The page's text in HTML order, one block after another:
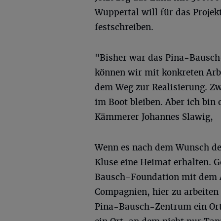
Wuppertal will für das
festschreiben.
"Bisher war das Pina-
können wir mit konkreten
dem Weg zur Realisierung.
im Boot bleiben. Aber ich
Kämmerer Johannes Slawig,
Wenn es nach dem Wunsch
Kluse eine Heimat erhalten.
Bausch-Foundation mit
Compagnien, hier zu
Pina-Bausch-Zentrum ein